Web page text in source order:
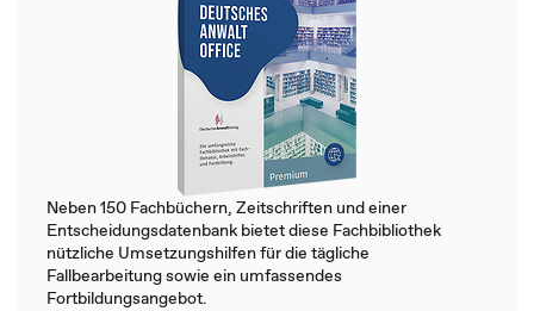
Neben 150 Fachbüchern, Zeitschriften und einer
Entscheidungsdatenbank bietet diese Fachbibliothek
nützliche Umsetzungshilfen für die tägliche
Fallbearbeitung sowie ein umfassendes
Fortbildungsangebot.